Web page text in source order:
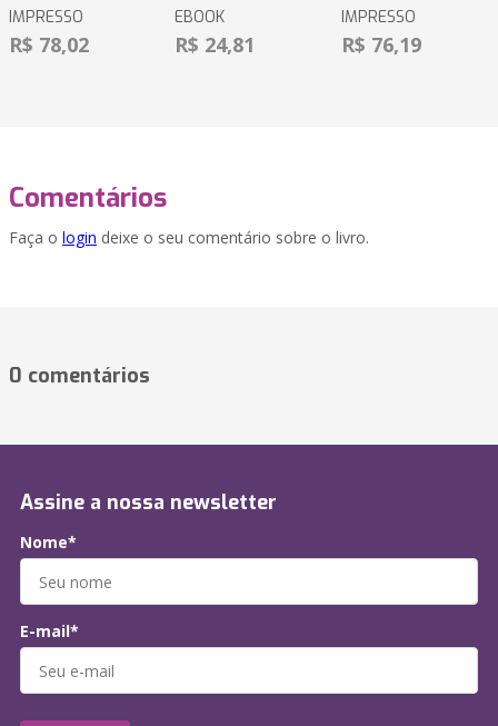
IMPRESSO
R$ 78,02
EBOOK
R$ 24,81
IMPRESSO
R$ 76,19
Comentários
Faça o login deixe o seu comentário sobre o livro.
0 comentários
Assine a nossa newsletter
Nome*
E-mail*